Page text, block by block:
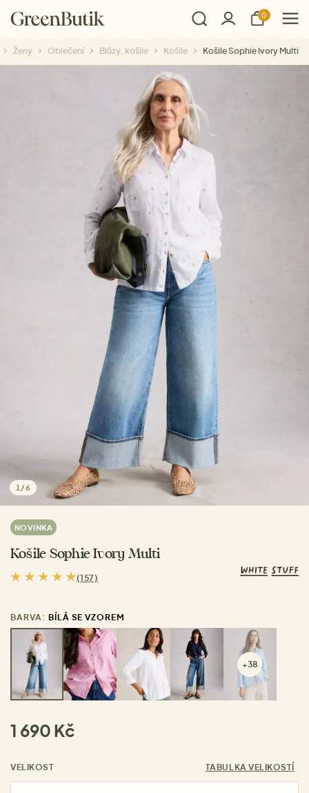
0
Ženy Oblečení Blůzy, košile Košile Košile Sophie Ivory Multi
1 /6
NOVINKA
Košile Sophie Ivory Multi
(157)
BARVA: BÍLÁ SE VZOREM
+38
1 690 Kč
VELIKOST TABULKA VELIKOSTÍ